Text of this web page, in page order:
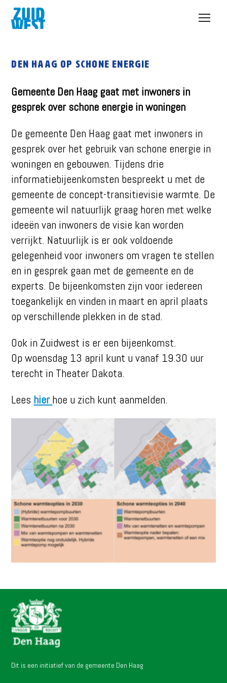
Open
Den Haag op schone energie
Gemeente Den Haag gaat met inwoners in
gesprek over schone energie in woningen
De gemeente Den Haag gaat met inwoners in
gesprek over het gebruik van schone energie in
woningen en gebouwen. Tijdens drie
informatiebijeenkomsten bespreekt u met de
gemeente de concept-transitievisie warmte. De
gemeente wil natuurlijk graag horen met welke
ideeën van inwoners de visie kan worden
verrijkt. Natuurlijk is er ook voldoende
gelegenheid voor inwoners om vragen te stellen
en in gesprek gaan met de gemeente en de
experts. De bijeenkomsten zijn voor iedereen
toegankelijk en vinden in maart en april plaats
op verschillende plekken in de stad.
Ook in Zuidwest is er een bijeenkomst.
Op woensdag 13 april kunt u vanaf 19.30 uur
terecht in Theater Dakota.
Lees hier hoe u zich kunt aanmelden.
Dit is een initiatief van de gemeente Den Haag